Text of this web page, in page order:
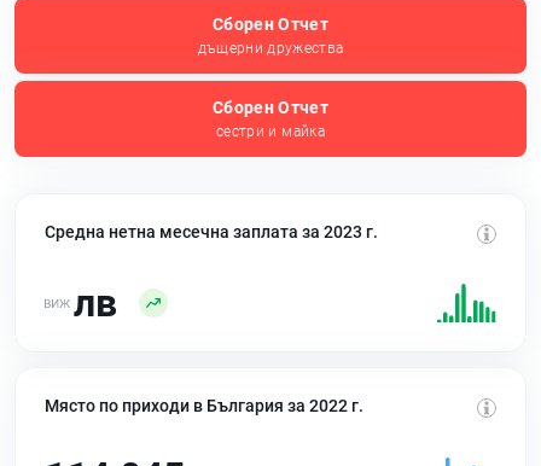
Сборен Отчет
дъщерни дружества
Сборен Отчет
сестри и майка
Средна нетна месечна заплата за 2023 г.
лв
Място по приходи в България за 2022 г.